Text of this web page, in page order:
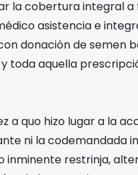
la cobertura integral a
asistencia e
donación de semen
toda aquella
a quo hizo lugar a la
ni la codemandada
inminente restrinja,